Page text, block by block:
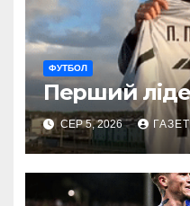
ФУТБОЛ
Перший
СЕР 5, 2026